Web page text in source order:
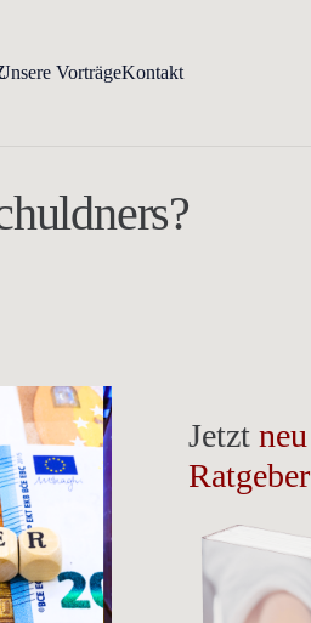
VorträgeKontakt
Jetztneu
Ratgeber